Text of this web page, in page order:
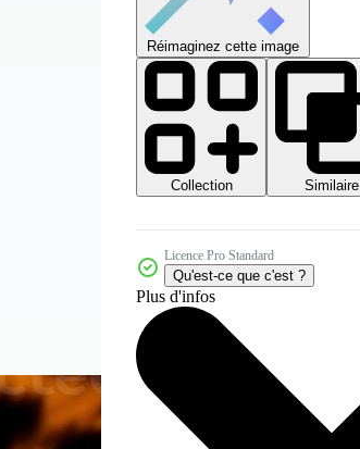
Réimaginez cette image
Collection
Similaire
Licence Pro Standard
Qu'est-ce que c'est ?
Plus d'infos